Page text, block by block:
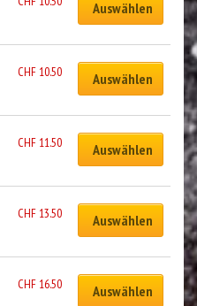
Auswählen
CHF 10.50 Auswählen
CHF 11.50 Auswählen
CHF 13.50 Auswählen
CHF 16.50 Auswählen